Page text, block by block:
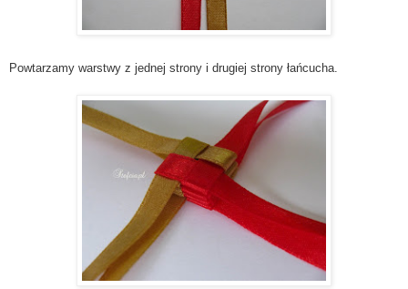
Powtarzamy warstwy z jednej strony i drugiej strony łańcucha.